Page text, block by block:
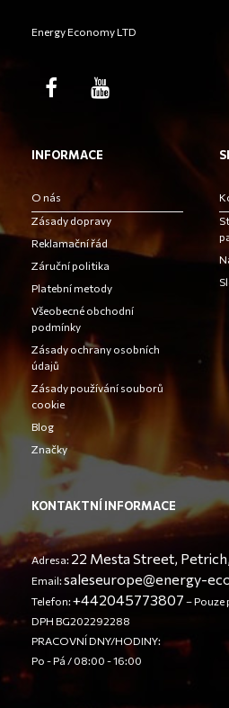
Energy Economy LTD
INFORMACE
O nás
Zásady dopravy
Reklamační řád
Záruční politika
Platební metody
Všeobecné obchodní
podmínky
Zásady ochrany osobních
údajů
Zásady používání souborů
cookie
Blog
Značky
KONTAKTNÍ INFORMACE
Adresa: 22 Mesta Street,
Email:saleseurope@energy-
Telefon:+442045773807 – Pouze
DPH BG202292288
PRACOVNÍ DNY/HODINY:
Po - Pá / 08:00 - 16:00